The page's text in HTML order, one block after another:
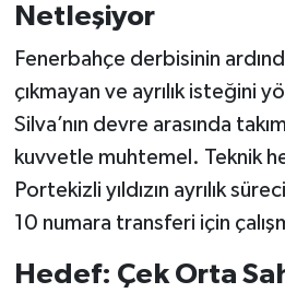
Netleşiyor
Fenerbahçe derbisinin
çıkmayan ve ayrılık isteğini
Silva’nın devre arasında
kuvvetle muhtemel. Teknik
Portekizli yıldızın ayrılık
10 numara transferi için
Hedef: Çek Orta
Türkiye Basketbol Ligi
Kadınlar Basketbol Ligi
Diğer Basketbol Ligleri
Formula 1
Atletizm